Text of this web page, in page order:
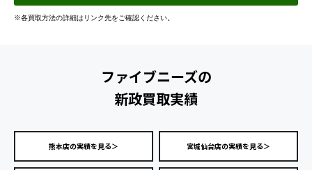
※各買取方法の詳細はリンク先をご確認ください。
ファイブニーズの
新政買取実績
熊本店の実績を見る＞ 宮城仙台店の実績を見る＞